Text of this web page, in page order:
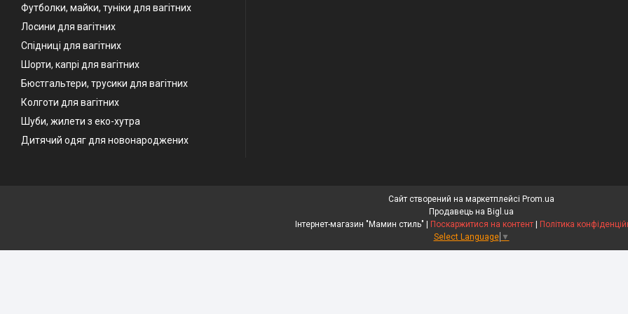
Футболки, майки, туніки для вагітних
Лосини для вагітних
Спідниці для вагітних
Шорти, капрі для вагітних
Бюстгальтери, трусики для вагітних
Колготи для вагітних
Шуби, жилети з еко-хутра
Дитячий одяг для новонароджених
Сайт створений на маркетплейсі Prom.ua
Продавець на Bigl.ua
Інтернет-магазин "Мамин стиль" | Поскаржитися на контент | Політика
Select Language ▼